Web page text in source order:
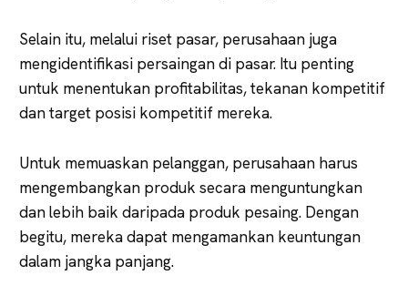
Selain itu, melalui riset pasar, perusahaan juga
mengidentifikasi persaingan di pasar. Itu penting
untuk menentukan profitabilitas, tekanan kompetitif
dan target posisi kompetitif mereka.
Untuk memuaskan pelanggan, perusahaan harus
mengembangkan produk secara menguntungkan
dan lebih baik daripada produk pesaing. Dengan
begitu, mereka dapat mengamankan keuntungan
dalam jangka panjang.